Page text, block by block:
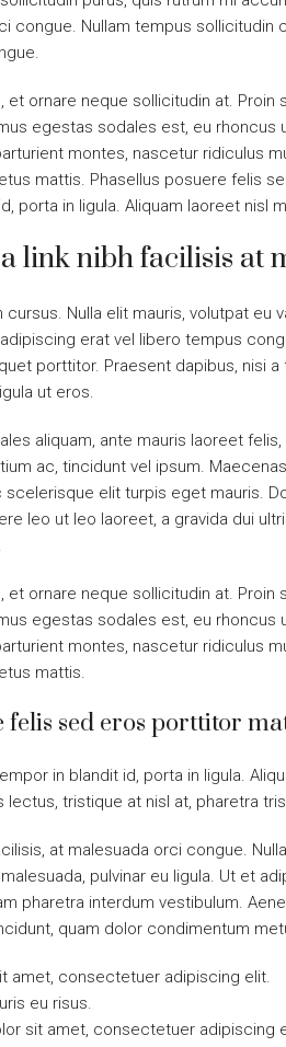
congue. Nullam tempus sollicitudin
et ornare neque sollicitudin at.
egestas sodales est, eu rhoncus
montes, nascetur ridiculus
mattis. Phasellus posuere felis
porta in ligula. Aliquam laoreet nisl
link nibh facilisis at
Nulla elit mauris, volutpat eu
erat vel libero tempus
porttitor. Praesent dapibus, nisi
ut eros.
aliquam, ante mauris laoreet
ac, tincidunt vel ipsum.
elit turpis eget mauris.
leo ut leo laoreet, a gravida dui
et ornare neque sollicitudin at.
egestas sodales est, eu rhoncus
montes, nascetur ridiculus
mattis.
felis sed eros porttitor
in blandit id, porta in ligula.
lectus, tristique at nisl at, pharetra
at malesuada orci congue.
pulvinar eu ligula. Ut et
pharetra interdum vestibulum.
quam dolor condimentum
amet, consectetuer adipiscing elit.
eu risus.
sit amet, consectetuer adipiscing